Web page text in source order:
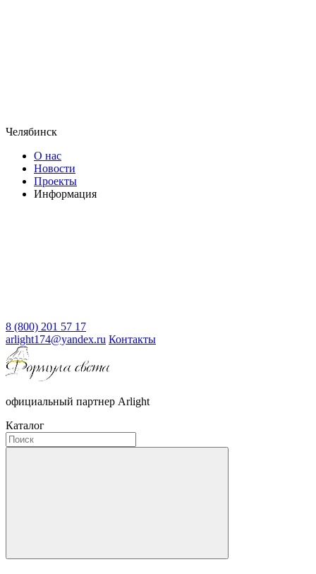
Челябинск
О нас
Новости
Проекты
Информация
8 (800) 201 57 17
arlight174@yandex.ru Контакты
официальный партнер Arlight
Каталог